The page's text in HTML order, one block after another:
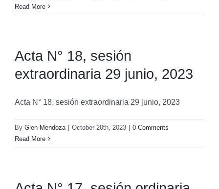
Read More
Acta N° 18, sesión
extraordinaria 29 junio, 2023
Acta N° 18, sesión extraordinaria 29 junio, 2023
By Glen Mendoza October 20th, 2023
0 Comments
Read More